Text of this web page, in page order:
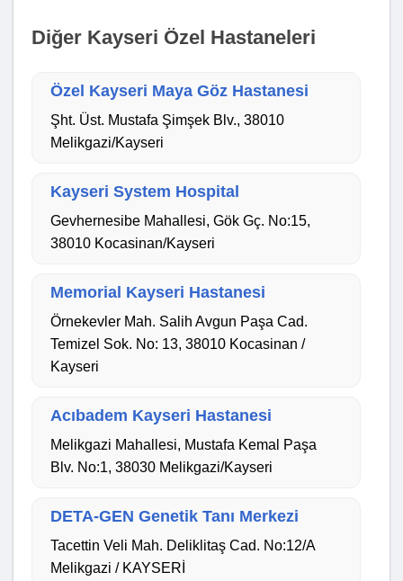
Diğer Kayseri Özel Hastaneleri
Özel Kayseri Maya Göz Hastanesi
Şht. Üst. Mustafa Şimşek Blv., 38010
Melikgazi/Kayseri
Kayseri System Hospital
Gevhernesibe Mahallesi, Gök Gç. No:15,
38010 Kocasinan/Kayseri
Memorial Kayseri Hastanesi
Örnekevler Mah. Salih Avgun Paşa Cad.
Temizel Sok. No: 13, 38010 Kocasinan /
Kayseri
Acıbadem Kayseri Hastanesi
Melikgazi Mahallesi, Mustafa Kemal Paşa
Blv. No:1, 38030 Melikgazi/Kayseri
DETA-GEN Genetik Tanı Merkezi
Tacettin Veli Mah. Deliklitaş Cad. No:12/A
Melikgazi / KAYSERİ